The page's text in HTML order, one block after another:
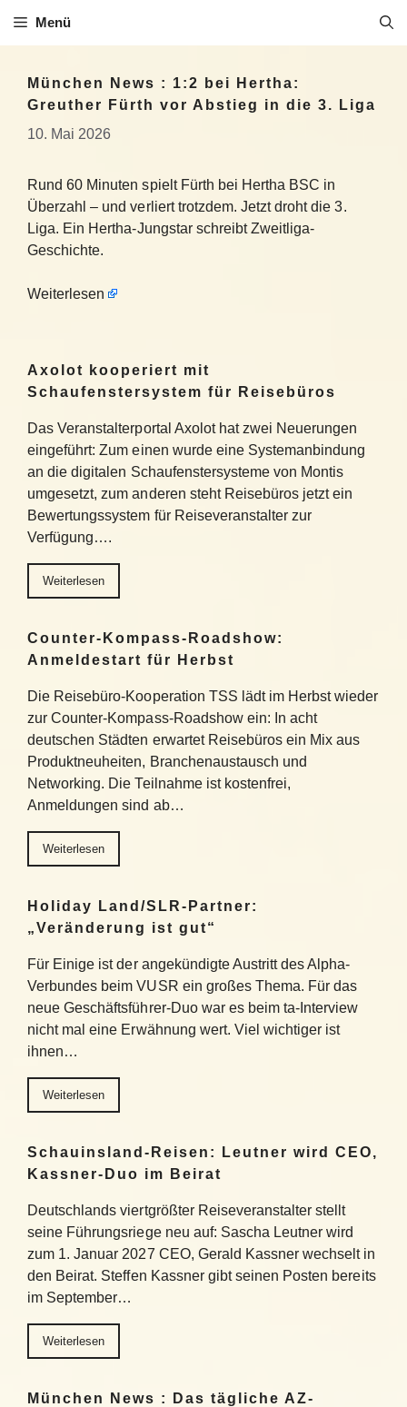
Inhalt
Menü
München News : 1:2 bei Hertha:
Greuther Fürth vor Abstieg in die 3. Liga
10. Mai 2026
Rund 60 Minuten spielt Fürth bei Hertha BSC in
Überzahl – und verliert trotzdem. Jetzt droht die 3.
Liga. Ein Hertha-Jungstar schreibt Zweitliga-
Geschichte.
Weiterlesen
Axolot kooperiert mit
Schaufenstersystem für Reisebüros
Das Veranstalterportal Axolot hat zwei Neuerungen
eingeführt: Zum einen wurde eine Systemanbindung
an die digitalen Schaufenstersysteme von Montis
umgesetzt, zum anderen steht Reisebüros jetzt ein
Bewertungssystem für Reiseveranstalter zur
Verfügung….
Weiterlesen
Counter-Kompass-Roadshow:
Anmeldestart für Herbst
Die Reisebüro-Kooperation TSS lädt im Herbst wieder
zur Counter-Kompass-Roadshow ein: In acht
deutschen Städten erwartet Reisebüros ein Mix aus
Produktneuheiten, Branchenaustausch und
Networking. Die Teilnahme ist kostenfrei,
Anmeldungen sind ab…
Weiterlesen
Holiday Land/SLR-Partner:
„Veränderung ist gut“
Für Einige ist der angekündigte Austritt des Alpha-
Verbundes beim VUSR ein großes Thema. Für das
neue Geschäftsführer-Duo war es beim ta-Interview
nicht mal eine Erwähnung wert. Viel wichtiger ist
ihnen…
Weiterlesen
Schauinsland-Reisen: Leutner wird CEO,
Kassner-Duo im Beirat
Deutschlands viertgrößter Reiseveranstalter stellt
seine Führungsriege neu auf: Sascha Leutner wird
zum 1. Januar 2027 CEO, Gerald Kassner wechselt in
den Beirat. Steffen Kassner gibt seinen Posten bereits
im September…
Weiterlesen
München News : Das tägliche AZ-